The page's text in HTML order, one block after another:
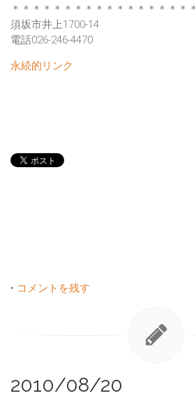
＊＊＊＊＊＊＊＊＊＊＊＊＊＊＊＊＊
須坂市井上1700-14
電話026-246-4470
永続的リンク
• コメントを残す
2010/08/20